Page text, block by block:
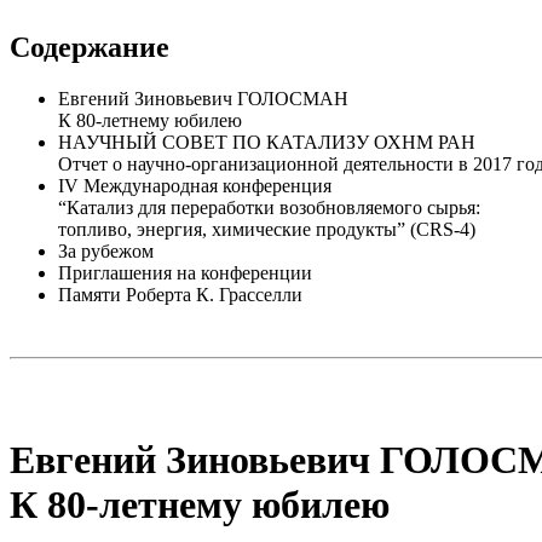
Содержание
Евгений Зиновьевич ГОЛОСМАН
К 80-летнему юбилею
НАУЧНЫЙ СОВЕТ ПО КАТАЛИЗУ ОХНМ РАН
Отчет о научно-организационной деятельности в 2017
IV Международная конференция
“Катализ для переработки возобновляемого сырья:
топливо, энергия, химические продукты” (CRS-4)
За рубежом
Приглашения на конференции
Памяти Роберта К. Грасселли
Евгений Зиновьевич
К 80-летнему юбилею